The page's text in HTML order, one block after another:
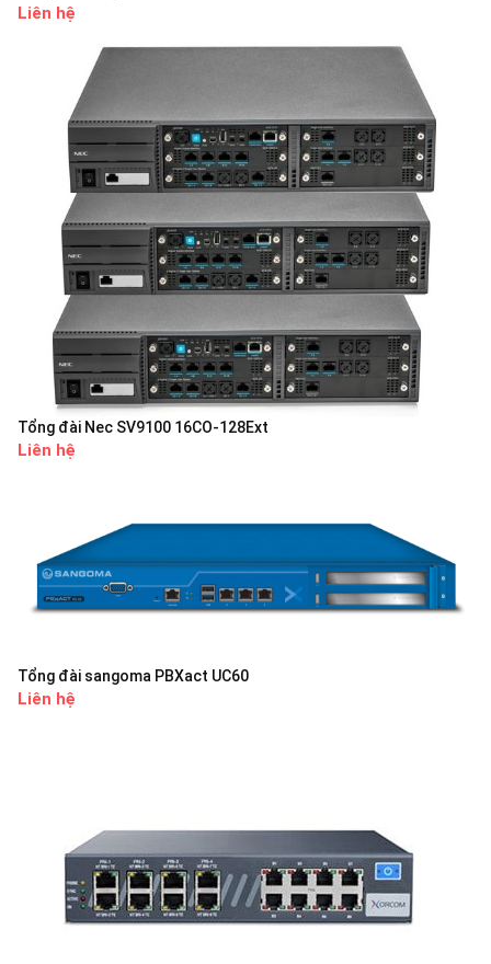
Liên hệ
Tổng đài Nec SV9100 16CO-128Ext
Liên hệ
Tổng đài sangoma PBXact UC60
Liên hệ